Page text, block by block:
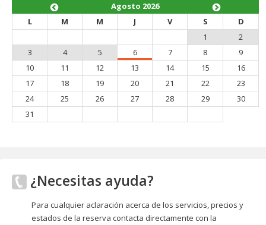
Agosto 2026
L
M M J V S
D
1
2
3
4 5 6 7 8
9
10
11 12 13 14 15
16
17
18 19 20 21 22
23
24
25 26 27 28 29
30
31
¿Necesitas ayuda?
Para cualquier aclaración acerca de los servicios, precios y
estados de la reserva contacta directamente con la